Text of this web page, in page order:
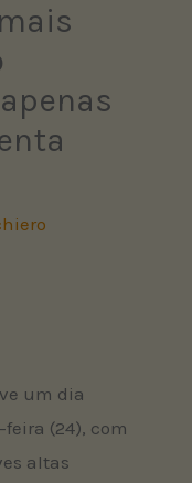
um dia
(24), com
altas